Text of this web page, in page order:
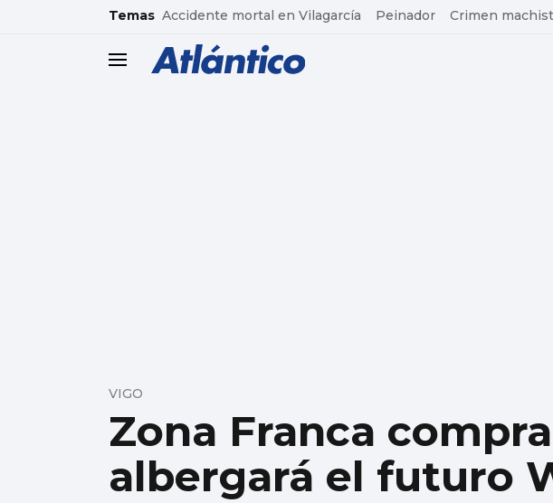
common.go-to-content
Temas Accidente mortal en Vilagarcía Peinador Crimen
header.menu.open
Zona Franca
albergará el futuro
VIGO